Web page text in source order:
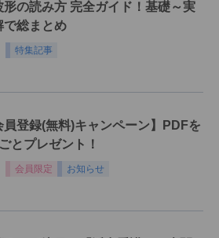
形の読み方 完全ガイド！基礎～実
で総まとめ
特集記事
員登録(無料)キャンペーン】PDFを
とプレゼント！
会員限定 お知らせ